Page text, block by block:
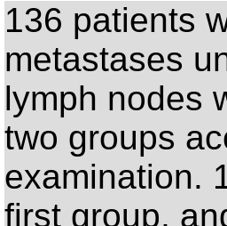
136 patients
metastases
lymph nodes
two groups
examination.
first group,